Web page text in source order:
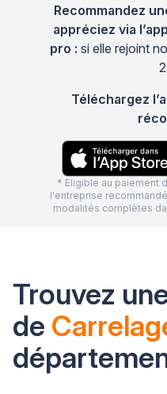
Recommandez
appréciez via
pro : si elle rejoint
Téléchargez
* Eligible au paiement
l'entreprise
modalités complètes
Trouvez
de